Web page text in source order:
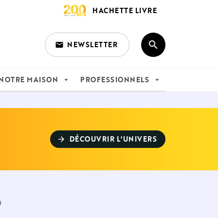
HACHETTE LIVRE
email NEWSLETTER search
MAISON arrow_drop_down PROFESSIONNELS arrow_drop_down
arrow_forward DÉCOUVRIR L'UNIVERS